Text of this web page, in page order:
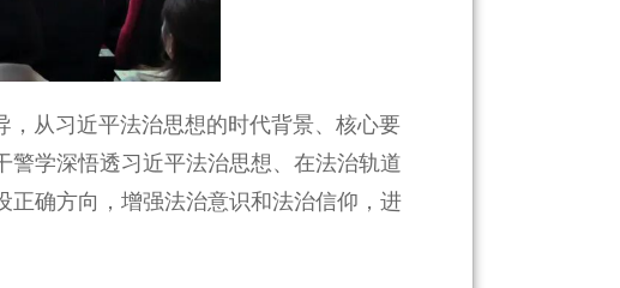
，从习近平法治思想的时代背景、核心要
警学深悟透习近平法治思想、在法治轨道
正确方向，增强法治意识和法治信仰，进